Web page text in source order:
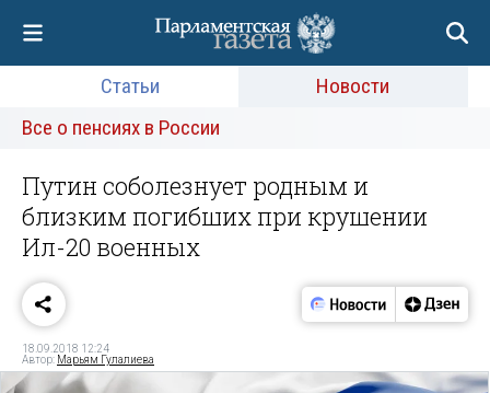
Статьи
Новости
Все о пенсиях в России
Путин соболезнует родным и
близким погибших при крушении
Ил-20 военных
18.09.2018 12:24
Автор: Марьям Гулалиева